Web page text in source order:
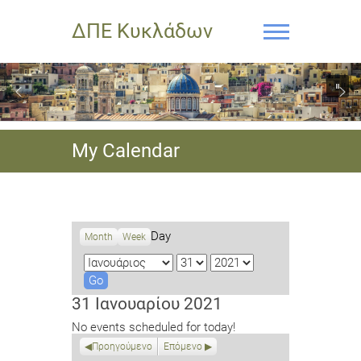
ΔΠΕ Κυκλάδων
My Calendar
Month Week Day
M
o
n
h
D
y
Y
a
31 Ιανουαρίου 2021
No events scheduled for today!
Προηγούμενο Επόμενο